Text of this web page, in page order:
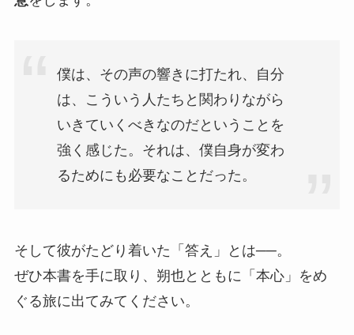
僕は、その声の響きに打たれ、自分
は、こういう人たちと関わりながら
いきていくべきなのだということを
強く感じた。それは、僕自身が変わ
るためにも必要なことだった。
そして彼がたどり着いた「答え」とは──。
ぜひ本書を手に取り、朔也とともに「本心」をめ
ぐる旅に出てみてください。